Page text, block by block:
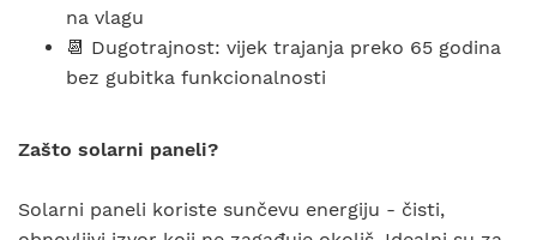
na vlagu
📆 Dugotrajnost: vijek trajanja preko 65 godina
bez gubitka funkcionalnosti
Zašto solarni paneli?
Solarni paneli koriste sunčevu energiju - čisti,